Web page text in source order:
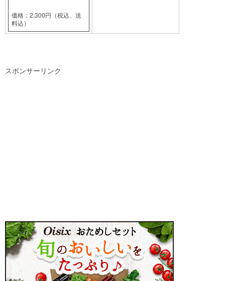
価格：2,300円（税込、送
料込）
スポンサーリンク